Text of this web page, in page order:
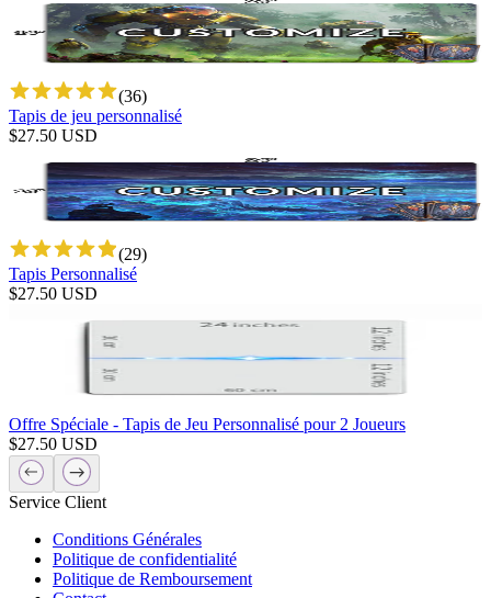
(36)
Tapis de jeu personnalisé
$27.50 USD
(29)
Tapis Personnalisé
$27.50 USD
Offre Spéciale - Tapis de Jeu Personnalisé pour 2 Joueurs
$27.50 USD
Service Client
Conditions Générales
Politique de confidentialité
Politique de Remboursement